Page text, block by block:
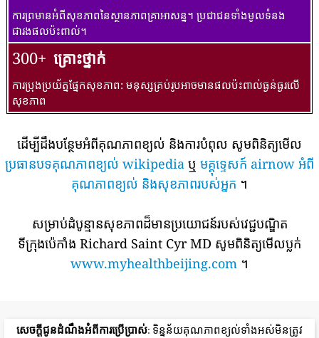
ការព្រមានអំពីសុខភាពនៃស្ថានភាពគ្រាអាសន្ន។ ប្រជាជនទាំងមូលទំនង
ជារងផលប៉ះពាល់។
300+ គ្រោះថ្នាក់
ការប្រុងប្រយ័ត្នផ្នែកសុខភាព: មនុស្សគ្រប់រូបអាចមានផលប៉ះពាល់ធ្ងន់ធ្ងរលើ
សុខភាព
ដើម្បីដឹងបន្ថែមអំពីគុណភាពខ្យល់ និងការបំពុល សូមពិនិត្យមើល
ប្រធានបទគុណភាពខ្យល់ wikipedia ឬ មគ្គុទ្ទេសក៍ airnow អំពី
គុណភាពខ្យល់ និងសុខភាពរបស់អ្នក ។
សម្រាប់ដំបូន្មានសុខភាពដ៏មានប្រយោជន៍របស់វេជ្ជបណ្ឌិត
ទីក្រុងប៉េកាំង Richard Saint Cyr MD សូមពិនិត្យមើលប្លក់
www.myhealthbeijing.com ។
សេចក្តីជូនដំណឹងអំពីការប្រើប្រាស់: ទិន្នន័យគុណភាពខ្យល់ទាំងអស់មិនត្រូវ